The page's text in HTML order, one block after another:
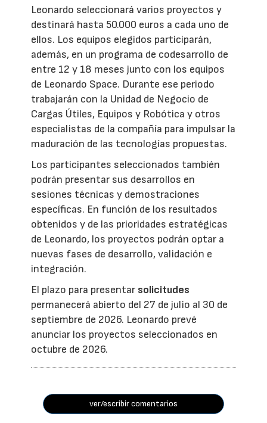
Leonardo seleccionará varios proyectos y
destinará hasta 50.000 euros a cada uno de
ellos. Los equipos elegidos participarán,
además, en un programa de codesarrollo de
entre 12 y 18 meses junto con los equipos
de Leonardo Space. Durante ese periodo
trabajarán con la Unidad de Negocio de
Cargas Útiles, Equipos y Robótica y otros
especialistas de la compañía para impulsar la
maduración de las tecnologías propuestas.
Los participantes seleccionados también
podrán presentar sus desarrollos en
sesiones técnicas y demostraciones
específicas. En función de los resultados
obtenidos y de las prioridades estratégicas
de Leonardo, los proyectos podrán optar a
nuevas fases de desarrollo, validación e
integración.
El plazo para presentar solicitudes
permanecerá abierto del 27 de julio al 30 de
septiembre de 2026. Leonardo prevé
anunciar los proyectos seleccionados en
octubre de 2026.
ver/escribir comentarios